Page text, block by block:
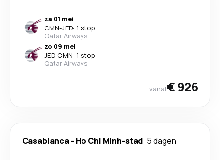
za 01 mei
CMN-JED· 1 stop
Qatar Airways
zo 09 mei
JED-CMN· 1 stop
Qatar Airways
vanaf€ 926
Casablanca- Ho Chi Minh-stad 5 dagen